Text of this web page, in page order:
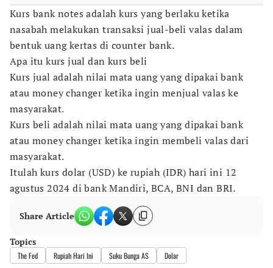
Kurs bank notes adalah kurs yang berlaku ketika
nasabah melakukan transaksi jual-beli valas dalam
bentuk uang kertas di counter bank.
Apa itu kurs jual dan kurs beli
Kurs jual adalah nilai mata uang yang dipakai bank
atau money changer ketika ingin menjual valas ke
masyarakat.
Kurs beli adalah nilai mata uang yang dipakai bank
atau money changer ketika ingin membeli valas dari
masyarakat.
Itulah kurs dolar (USD) ke rupiah (IDR) hari ini 12
agustus 2024 di bank Mandiri, BCA, BNI dan BRI.
Share Article
Topics
The Fed Rupiah Hari Ini Suku Bunga AS Dolar